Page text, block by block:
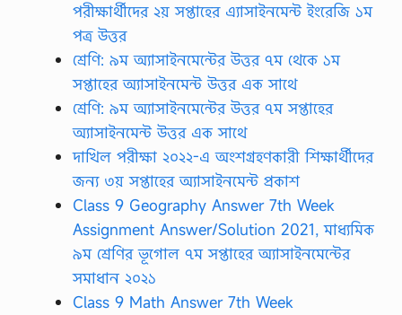
পরীক্ষার্থীদের ২য় সপ্তাহের এ্যাসাইনমেন্ট ইংরেজি ১ম
পত্র উত্তর
শ্রেণি: ৯ম অ্যাসাইনমেন্টের উত্তর ৭ম থেকে ১ম
সপ্তাহের অ্যাসাইনমেন্ট উত্তর এক সাথে
শ্রেণি: ৯ম অ্যাসাইনমেন্টের উত্তর ৭ম সপ্তাহের
অ্যাসাইনমেন্ট উত্তর এক সাথে
দাখিল পরীক্ষা ২০২২-এ অংশগ্রহণকারী শিক্ষার্থীদের
জন্য ৩য় সপ্তাহের অ্যাসাইনমেন্ট প্রকাশ
Class 9 Geography Answer 7th Week
Assignment Answer/Solution 2021, মাধ্যমিক
৯ম শ্রেণির ভূগোল ৭ম সপ্তাহের অ্যাসাইনমেন্টের
সমাধান ২০২১
Class 9 Math Answer 7th Week